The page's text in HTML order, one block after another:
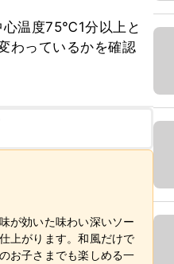
心温度75℃1分以上と
わっているかを確認
が効いた味わい深いソー
上がります。和風だけで
お子さまでも楽しめる一